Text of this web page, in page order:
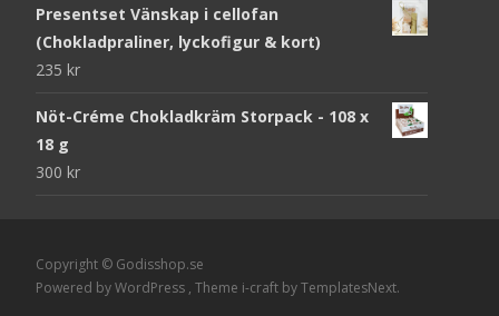
Presentset Vänskap i cellofan
(Chokladpraliner, lyckofigur & kort)
235 kr
Nöt-Créme Chokladkräm Storpack - 108 x
18 g
300 kr
Copyright © Godisshop.se
Powered by WordPress , Theme i-craft by TemplatesNext.